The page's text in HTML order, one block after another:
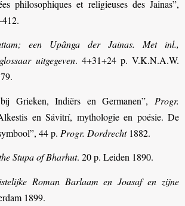
philosophiques et religieuses des Jainas”,
een Upânga der Jainas. Met inl.,
uitgegeven. 4+31+24 p. V.K.N.A.W.
Grieken, Indiërs en Germanen”, Progr.
en Sávitrí, mythologie en poésie. De
44 p. Progr. Dordrecht1882.
Stupa of Bharhut. 20 p. Leiden 1890.
Roman Barlaam en Joasaf en zijne
1899.